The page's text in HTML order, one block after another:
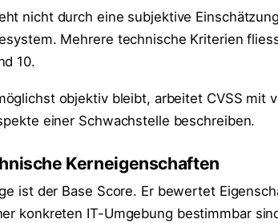
nicht durch eine subjektive
Mehrere technische Kriterien
10.
objektiv bleibt, arbeitet CVSS mit
einer Schwachstelle beschreiben.
Kerneigenschaften
ist der Base Score. Er bewertet
konkreten IT-Umgebung bestimmbar